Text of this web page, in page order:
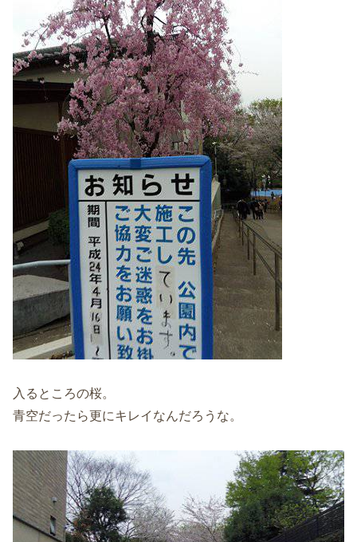
入るところの桜。
青空だったら更にキレイなんだろうな。